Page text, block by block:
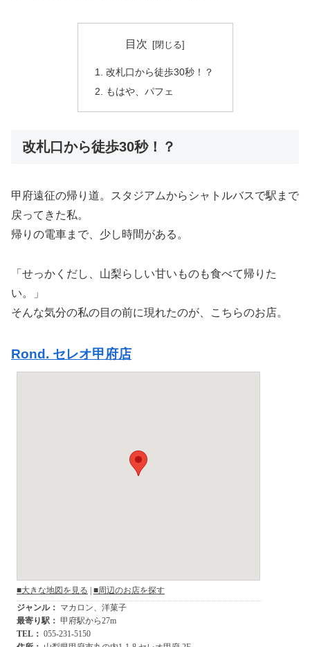
目次
改札口から徒歩30秒！？
もはや、パフェ
改札口から徒歩30秒！？
甲府遠征の帰り道。スタジアムからシャトルバスで駅まで
戻ってきた私。
帰りの電車まで、少し時間がある。
「せっかくだし、山梨らしい甘いものも食べて帰りた
い。」
そんな気分の私の目の前に現れたのが、こちらのお店。
Rond. セレオ甲府店